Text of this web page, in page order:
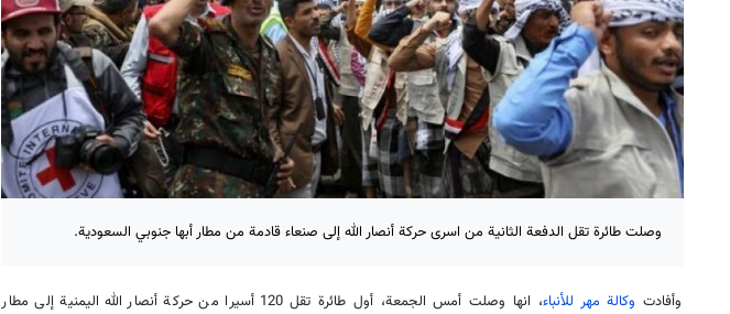
وصلت طائرة تقل الدفعة الثانية من اسرى حركة أنصار الله إلى صنعاء قادمة من مطار أبها جنوبي السعودية.
وأفادت وكالة مهر للأنباء
، انها وصلت أمس الجمعة، أول طائرة تقل 120 أسيرا من حركة أنصار الله اليمنية إلى مطار